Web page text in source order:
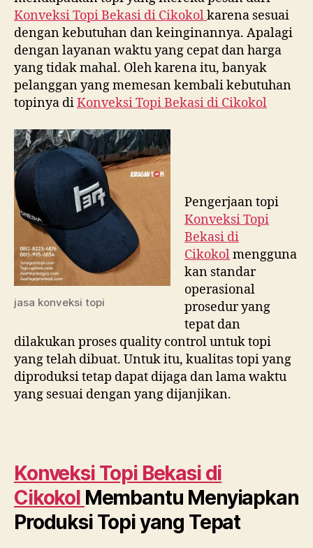
Konveksi Topi Bekasi di Cikokolkarena sesuai
dengan kebutuhan dan keinginannya. Apalagi
dengan layanan waktu yang cepat dan harga
yang tidak mahal. Oleh karena itu, banyak
pelanggan yang memesan kembali kebutuhan
topinya diKonveksi Topi Bekasi di Cikokol
jasa konveksi topi
Pengerjaan topi
Konveksi Topi
Bekasi di
Cikokolmengguna
kan standar
operasional
prosedur yang
tepat dan
dilakukan proses quality control untuk topi
yang telah dibuat. Untuk itu, kualitas topi yang
diproduksi tetap dapat dijaga dan lama waktu
yang sesuai dengan yang dijanjikan.
Konveksi Topi Bekasi di
Cikokol Membantu Menyiapkan
Produksi Topi yang Tepat